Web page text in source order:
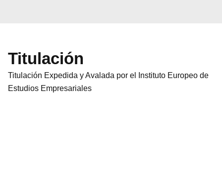
Titulación
Titulación Expedida y Avalada por el Instituto Europeo de
Estudios Empresariales